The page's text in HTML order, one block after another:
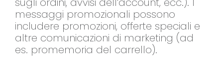
messaggi promozionali possono
includere promozioni, offerte speciali e
altre comunicazioni di marketing (ad
es. promemoria del carrello).